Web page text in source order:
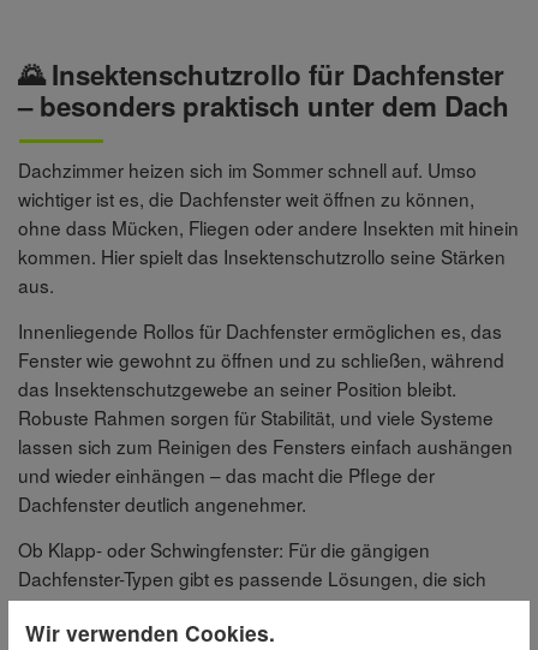
🌄 Insektenschutzrollo für Dachfenster
– besonders praktisch unter dem Dach
Dachzimmer heizen sich im Sommer schnell auf. Umso
wichtiger ist es, die Dachfenster weit öffnen zu können,
ohne dass Mücken, Fliegen oder andere Insekten mit hinein
kommen. Hier spielt das Insektenschutzrollo seine Stärken
aus.
Innenliegende Rollos für Dachfenster ermöglichen es, das
Fenster wie gewohnt zu öffnen und zu schließen, während
das Insektenschutzgewebe an seiner Position bleibt.
Robuste Rahmen sorgen für Stabilität, und viele Systeme
lassen sich zum Reinigen des Fensters einfach aushängen
und wieder einhängen – das macht die Pflege der
Dachfenster deutlich angenehmer.
Ob Klapp- oder Schwingfenster: Für die gängigen
Dachfenster-Typen gibt es passende Lösungen, die sich
unauffällig in den Raum integrieren.
Wir verwenden Cookies.